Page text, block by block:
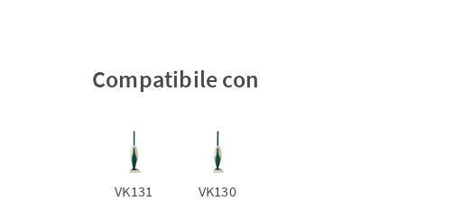
Compatibile con
VK131 VK130